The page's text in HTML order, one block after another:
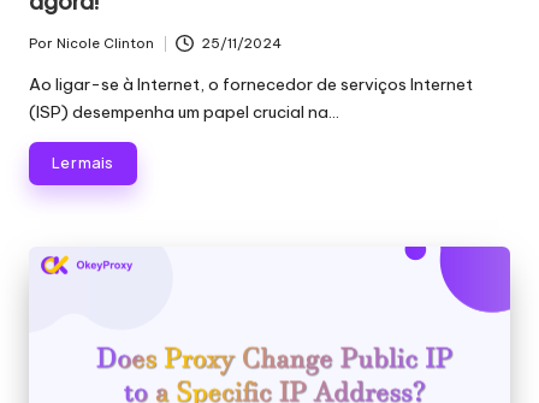
por
Por Nicole Clinton 25/11/2024
Ao ligar-se à Internet, o fornecedor de serviços Internet
(ISP) desempenha um papel crucial na...
Ler mais